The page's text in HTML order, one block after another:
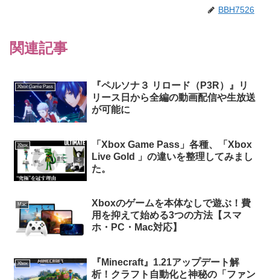
BBH7526
関連記事
Xbox Game Pass
『ペルソナ３ リロード（P3R）』リ
リース日から全編の動画配信や生放送
が可能に
Xbox
「Xbox Game Pass」各種、「Xbox
Live Gold 」の違いを整理してみまし
た。
Mac
Xboxのゲームを本体なしで遊ぶ！費
用を抑えて始める3つの方法【スマ
ホ・PC・Mac対応】
Xbox
『Minecraft』1.21アップデート解
析！クラフト自動化と神秘の「ファン